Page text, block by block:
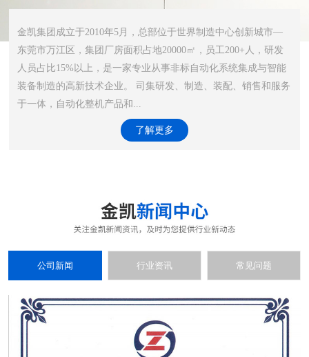
金凯集团成立于2010年5月，总部位于世界制造中心创新城市—
东莞市万江区，集团厂房面积占地20000㎡，员工200+人，研发
人员占比15%以上，是一家专业从事非标自动化系统集成与智能
装备制造的高新技术企业。 司集研发、制造、装配、销售和服务
于一体，自动化整机产品和...
了解更多
公司新闻 行业资讯 常见问题